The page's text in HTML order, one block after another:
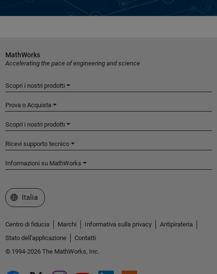
MathWorks
Accelerating the pace of engineering and science
Scopri i nostri prodotti
Prova o Acquista
Scopri i nostri prodotti
Ricevi supporto tecnico
Informazioni su MathWorks
Seleziona un sito web
Italia
Centro di fiducia Marchi Informativa sulla privacy
Antipirateria
Stato dell'applicazione
Contatti
© 1994-2026 The MathWorks, Inc.